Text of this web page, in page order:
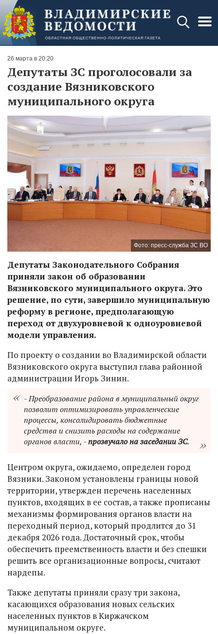
26 марта в 20:20
Депутаты ЗС проголосовали за
создание Вязниковского
муниципального округа
Фото: пресс-служба ЗС ВО
Депутаты Законодательного Собрания
приняли закон об образовании
Вязниковского муниципального округа. Это
решение, по сути, завершило муниципальную
реформу в регионе, предполагающую
переход от двухуровневой к одноуровневой
модели управления.
По проекту о создании во Владимирской области
Вязниковского округа выступил глава районной
администрации Игорь Зинин.
- Преобразование района в муниципальный округ
позволит оптимизировать управленческие
процессы, консолидировать бюджетные
средства и снизить расходы на содержание
органов власти, -прозвучало на заседании ЗС.
Центром округа, ожидаемо, определен город
Вязники. Законом установлены границы новой
территории, утвержден перечень населенных
пунктов, входящих в ее состав, а также прописаны
механизмы формирования органов власти на
переходный период, который продлится до 31
декабря 2026 года. Достаточный срок, чтобы
обеспечить преемственность власти и без спешки
решить все организационные вопросы, считают
нардепы.
Также депутаты приняли сразу три закона,
касающихся образования новых сельских
населенных пунктов в Киржачском
муниципальном округе.